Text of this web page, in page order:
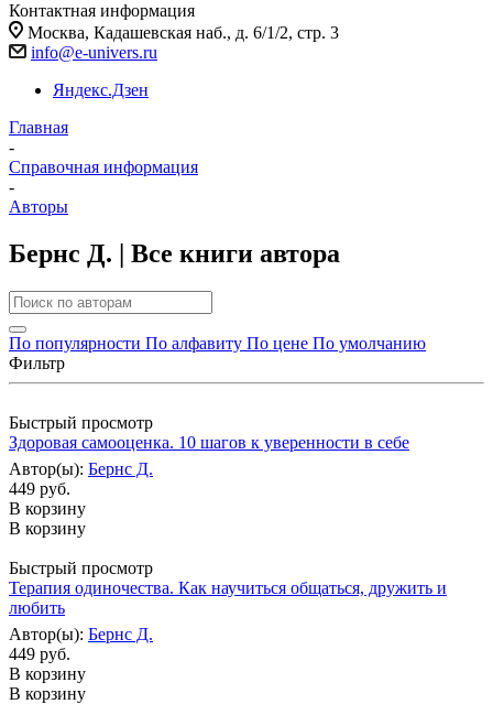
Контактная информация
Москва, Кадашевская наб., д. 6/1/2, стр. 3
info@e-univers.ru
Яндекс.Дзен
Главная
-
Справочная информация
-
Авторы
Бернс Д. | Все книги автора
По популярности По алфавиту По цене По умолчанию
Фильтр
Быстрый просмотр
Здоровая самооценка. 10 шагов к уверенности в себе
Автор(ы): Бернс Д.
449 руб.
В корзину
В корзину
Быстрый просмотр
Терапия одиночества. Как научиться общаться, дружить и
любить
Автор(ы): Бернс Д.
449 руб.
В корзину
В корзину